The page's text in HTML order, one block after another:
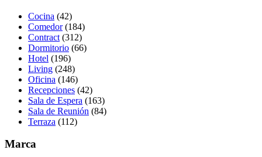
Cocina (42)
Comedor(184)
Contract (312)
Dormitorio (66)
Hotel (196)
Living (248)
Oficina (146)
Recepciones (42)
Sala de Espera (163)
Sala de Reunión (84)
Terraza (112)
Marca